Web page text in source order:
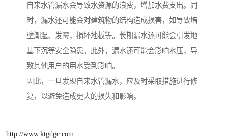
自来水管漏水会导致水资源的浪费，增加水费支出。同
时，漏水还可能会对建筑物的结构造成损害，如导致墙
壁潮湿、发霉，损坏地板等。长期漏水还可能会引发地
基下沉等安全隐患。此外，漏水还可能会影响水压，导
致其他用户的用水受到影响。
因此，一旦发现自来水管漏水，应及时采取措施进行修
复，以避免造成更大的损失和影响。
http://www.ktgdgc.com